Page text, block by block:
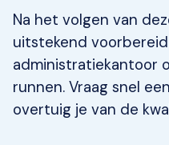
Na het volgen van
uitstekend
administratiekantoor
runnen. Vraag snel een
overtuig je van de